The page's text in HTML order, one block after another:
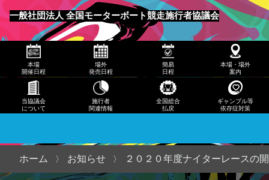
一般社団法人 全国モーターボート競走施行者協議会
メニュー
発売
日程
日程
本
場・
案内
本場
開催日程
場外
発売日程
簡易
日程
本場・場外
案内
当協議会
について
施行者
関連情報
全国総合
払戻
ギャンブル等
依存症対策
ホーム お知らせ ２０２０年度ナイターレースの